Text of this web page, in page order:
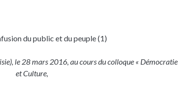
du public et du peuple (1)
le 28 mars 2016, au cours du colloque « Démocratie
et Culture,